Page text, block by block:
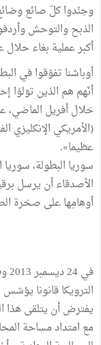
وجنّدوا كلّ صائع
الذبح والتوحش
أكبر عملية بغاء حلال
أوباشنا تفوّقوا في
أنّهم هم الذين توَلوْا
خلال أفريل الماضي،
(الأمريكي الإنكليزي
عظيما».
سوريا البطولة،
الأصدقاء أن يرسل
أوهامِها على صخرة
الترويكا قانونا
يفترض أن يتلقى هذا
مع امتداد مساحة